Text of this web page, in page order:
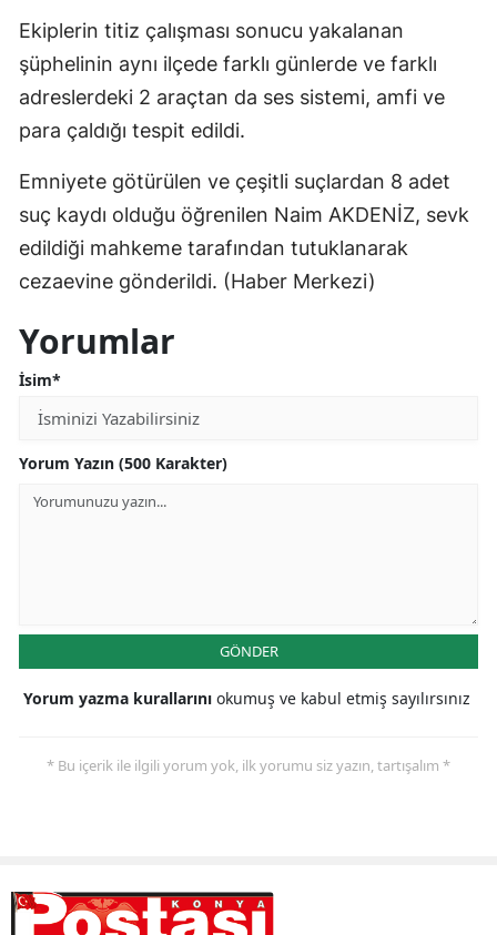
Nevşehir
Ordu
Sakarya
Tunceli
Şanlıurfa
Van
Ekiplerin titiz çalışması sonucu yakalanan
şüphelinin aynı ilçede farklı günlerde ve farklı
adreslerdeki 2 araçtan da ses sistemi, amfi ve
para çaldığı tespit edildi.
Emniyete götürülen ve çeşitli suçlardan 8 adet
suç kaydı olduğu öğrenilen Naim AKDENİZ, sevk
edildiği mahkeme tarafından tutuklanarak
cezaevine gönderildi. (Haber Merkezi)
Yorumlar
İsim*
Yorum Yazın (500 Karakter)
GÖNDER
Yorum yazma kurallarını okumuş ve kabul etmiş sayılırsınız
* Bu içerik ile ilgili yorum yok, ilk yorumu siz yazın, tartışalım *